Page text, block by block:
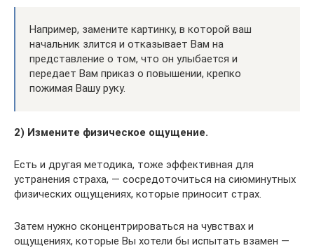
Например, замените картинку, в которой ваш
начальник злится и отказывает Вам на
представление о том, что он улыбается и
передает Вам приказ о повышении, крепко
пожимая Вашу руку.
2) Измените физическое ощущение.
Есть и другая методика, тоже эффективная для
устранения страха, — сосредоточиться на сиюминутных
физических ощущениях, которые приносит страх.
Затем нужно сконцентрироваться на чувствах и
ощущениях, которые Вы хотели бы испытать взамен —